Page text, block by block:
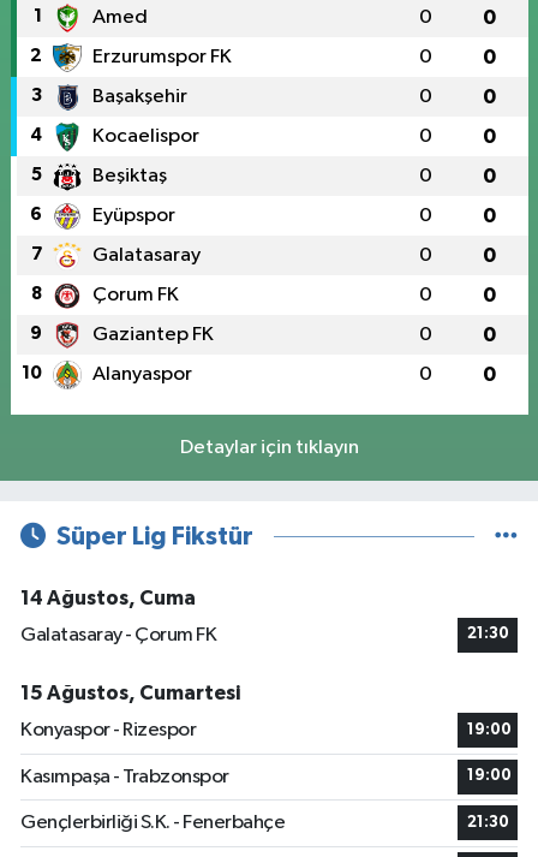
1 Amed 0 0
2 Erzurumspor FK 0 0
3 Başakşehir 0 0
4 Kocaelispor 0 0
5 Beşiktaş 0 0
6 Eyüpspor 0 0
7 Galatasaray 0 0
8 Çorum FK 0 0
9 Gaziantep FK 0 0
10 Alanyaspor 0 0
Detaylar için tıklayın
Süper Lig Fikstür
14 Ağustos, Cuma
Galatasaray - Çorum FK
21:30
15 Ağustos, Cumartesi
Konyaspor - Rizespor
19:00
Kasımpaşa - Trabzonspor 19:00
Gençlerbirliği S.K. - Fenerbahçe 21:30